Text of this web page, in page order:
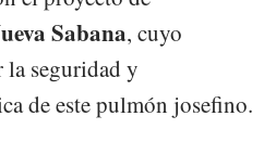
Sabana, cuyo
seguridad y
de este pulmón josefino.